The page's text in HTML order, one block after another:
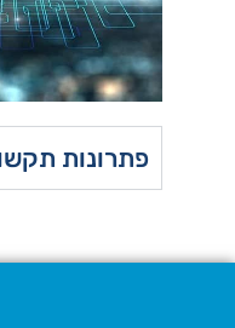
פתרונות